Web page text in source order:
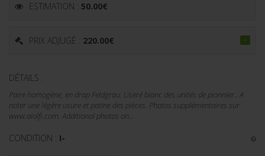
ESTIMATION : 50.00€
PRIX ADJUGÉ : 220.00€
DÉTAILS :
Paire homogène, en drap Feldgrau. Liseré blanc des unités de pionnier.. A
noter une légère usure et patine des pièces. Photos supplémentaires sur
www.aiolfi.com. Additional photos on...
CONDITION : I-